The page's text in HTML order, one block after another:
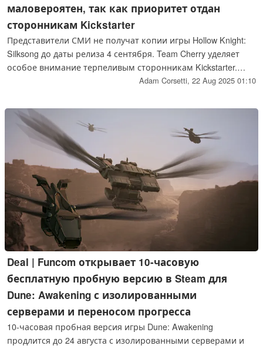
маловероятен, так как приоритет отдан
сторонникам Kickstarter
Представители СМИ не получат копии игры Hollow Knight:
Silksong до даты релиза 4 сентября. Team Cherry уделяет
особое внимание терпеливым сторонникам Kickstarter.
Разработчики скоро отправят коды тем, кто поддержал
Adam Corsetti, 22 Aug 2025 01:10
Deal | Funcom открывает 10-часовую
бесплатную пробную версию в Steam для
Dune: Awakening с изолированными
серверами и переносом прогресса
10-часовая пробная версия игры Dune: Awakening
продлится до 24 августа с изолированными серверами и